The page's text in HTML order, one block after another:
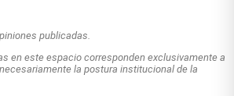
publicadas.
en este espacio corresponden exclusivamente a
la postura institucional de la